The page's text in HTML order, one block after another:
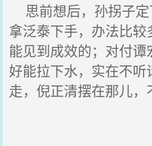
思前想后，孙拐子
拿泛泰下手，办法比
能见到成效的；对付
好能拉下水，实在不
走，倪正清摆在那儿，